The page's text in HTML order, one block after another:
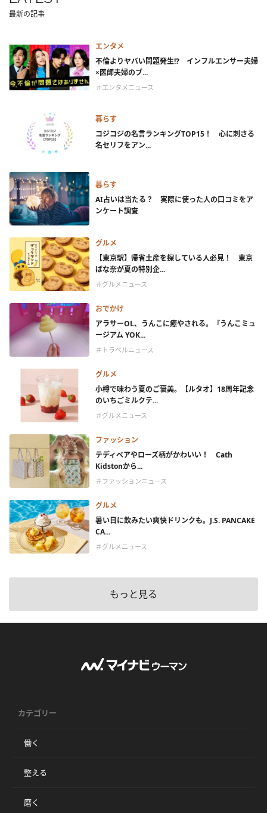
最新の記事
エンタメ
不倫よりヤバい問題発生!? インフルエンサー夫婦
×医師夫婦のブ...
＃エンタメニュース
暮らす
コジコジの名言ランキングTOP15！ 心に刺さる
名セリフをアン...
暮らす
AI占いは当たる？ 実際に使った人の口コミをア
ンケート調査
グルメ
【東京駅】帰省土産を探している人必見！ 東京
ばな奈が夏の特別企...
＃グルメニュース
おでかけ
アラサーOL、うんこに癒やされる。『うんこミュ
ージアム YOK...
＃トラベルニュース
グルメ
小樽で味わう夏のご褒美。【ルタオ】18周年記念
のいちごミルクテ...
＃グルメニュース
ファッション
テディベアやローズ柄がかわいい！ Cath
Kidstonから...
＃ファッションニュース
グルメ
暑い日に飲みたい爽快ドリンクも。J.S. PANCAKE
CA...
＃グルメニュース
もっと見る
カテゴリー
働く
整える
磨く